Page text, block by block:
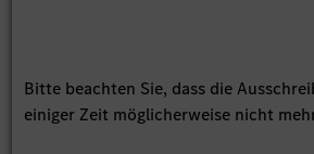
Bitte beachten Sie, dass die
einiger Zeit möglicherweise nicht